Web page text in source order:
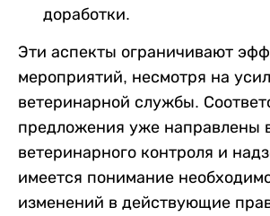
доработки.
Эти аспекты ограничивают
мероприятий, несмотря на
ветеринарной службы.
предложения уже направлены
ветеринарного контроля и
имеется понимание
изменений в действующие